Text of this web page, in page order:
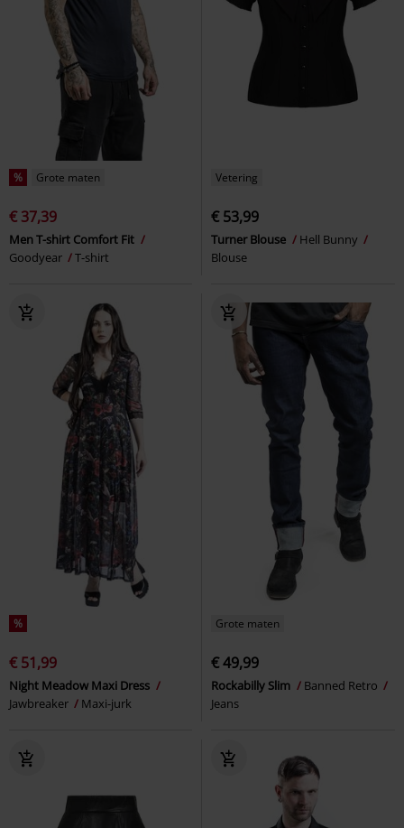
% Grote maten
€ 37,39
Men T-shirt Comfort Fit
Goodyear
T-shirt
Vetering
€ 53,99
Turner Blouse
Hell Bunny
Blouse
%
€ 51,99
Night Meadow Maxi Dress
Jawbreaker
Maxi-jurk
Grote maten
€ 49,99
Rockabilly Slim
Banned Retro
Jeans